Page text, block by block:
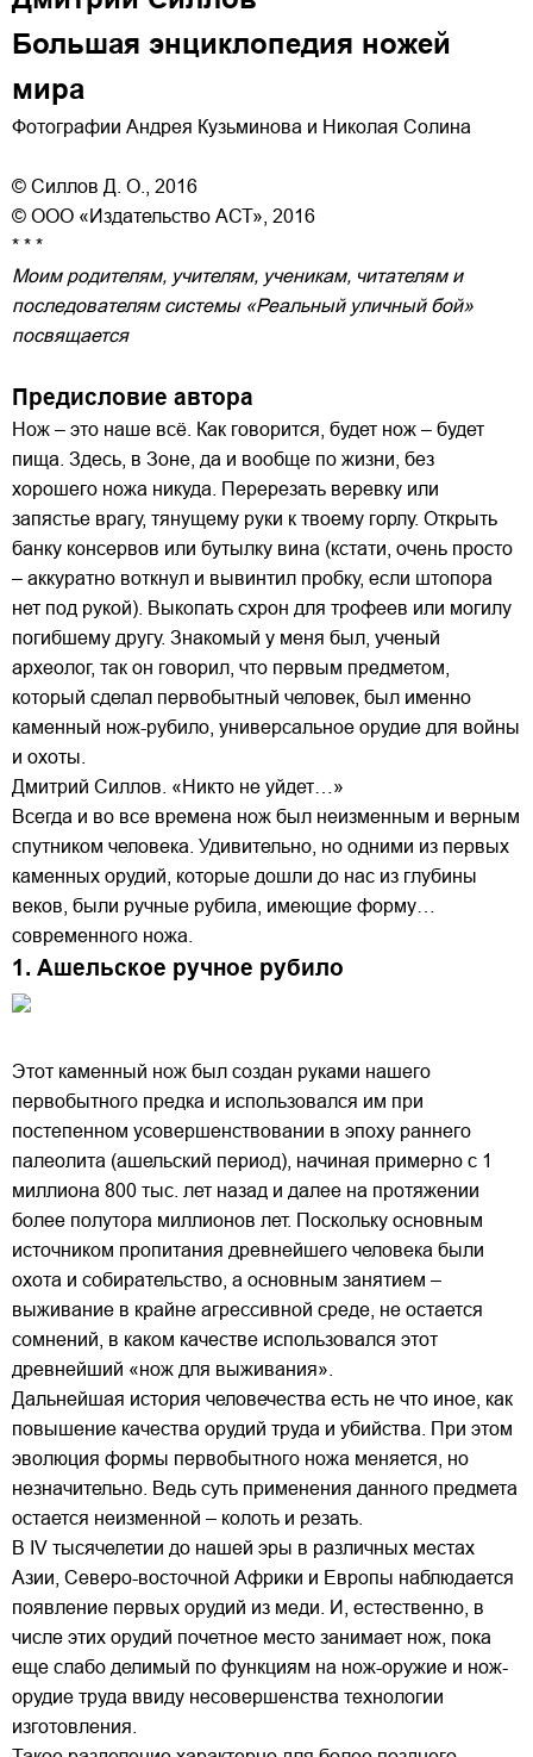
Большая энциклопедия ножей
мира
Фотографии Андрея Кузьминова и Николая Солина
© Силлов Д. О., 2016
© ООО «Издательство АСТ», 2016
* * *
Моим родителям, учителям, ученикам, читателям и
последователям системы «Реальный уличный бой»
посвящается
Предисловие автора
Нож – это наше всё. Как говорится, будет нож – будет
пища. Здесь, в Зоне, да и вообще по жизни, без
хорошего ножа никуда. Перерезать веревку или
запястье врагу, тянущему руки к твоему горлу. Открыть
банку консервов или бутылку вина (кстати, очень просто
– аккуратно воткнул и вывинтил пробку, если штопора
нет под рукой). Выкопать схрон для трофеев или могилу
погибшему другу. Знакомый у меня был, ученый
археолог, так он говорил, что первым предметом,
который сделал первобытный человек, был именно
каменный нож-рубило, универсальное орудие для войны
и охоты.
Дмитрий Силлов. «Никто не уйдет…»
Всегда и во все времена нож был неизменным и верным
спутником человека. Удивительно, но одними из первых
каменных орудий, которые дошли до нас из глубины
веков, были ручные рубила, имеющие форму…
современного ножа.
1. Ашельское ручное рубило
Этот каменный нож был создан руками нашего
первобытного предка и использовался им при
постепенном усовершенствовании в эпоху раннего
палеолита (ашельский период), начиная примерно с 1
миллиона 800 тыс. лет назад и далее на протяжении
более полутора миллионов лет. Поскольку основным
источником пропитания древнейшего человека были
охота и собирательство, а основным занятием –
выживание в крайне агрессивной среде, не остается
сомнений, в каком качестве использовался этот
древнейший «нож для выживания».
Дальнейшая история человечества есть не что иное, как
повышение качества орудий труда и убийства. При этом
эволюция формы первобытного ножа меняется, но
незначительно. Ведь суть применения данного предмета
остается неизменной – колоть и резать.
В IV тысячелетии до нашей эры в различных местах
Азии, Северо-восточной Африки и Европы наблюдается
появление первых орудий из меди. И, естественно, в
числе этих орудий почетное место занимает нож, пока
еще слабо делимый по функциям на нож-оружие и нож-
орудие труда ввиду несовершенства технологии
изготовления.